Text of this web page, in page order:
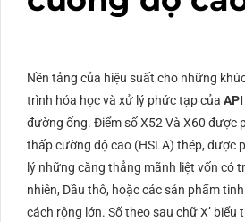
Nền tảng của hiệu suất cho những
trình hóa học và xử lý phức tạp của
đường ống. Điểm sốX52 Và X60 được
thấp cường độ cao (HSLA) thép, được
lý những căng thẳng mãnh liệt vốn có
nhiên, Dầu thô, hoặc các sản phẩm
cách rộng lớn. Số theo sau chữ X’